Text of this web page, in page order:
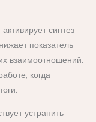
синтез
показатель
взаимоотношений.
когда
устранить